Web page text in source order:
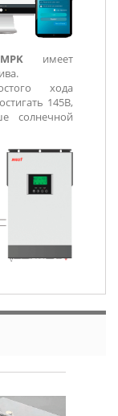
MPK имеет
хода
145В,
солнечной